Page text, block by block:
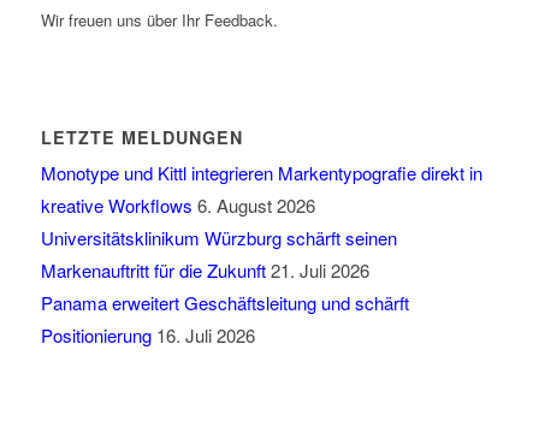
Wir freuen uns über Ihr Feedback.
LETZTE MELDUNGEN
Monotype und Kittl integrieren Markentypografie direkt in
kreative Workflows 6. August 2026
Universitätsklinikum Würzburg schärft seinen
Markenauftritt für die Zukunft 21. Juli 2026
Panama erweitert Geschäftsleitung und schärft
Positionierung 16. Juli 2026